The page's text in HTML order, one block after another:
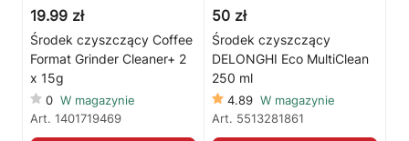
19.99 zł
Środek czyszczący Coffee
Format Grinder Cleaner+ 2
x 15g
0 W magazynie
Art. 1401719469
50 zł
Środek czyszczący
DELONGHI Eco MultiClean
250 ml
4.89 W magazynie
Art. 5513281861